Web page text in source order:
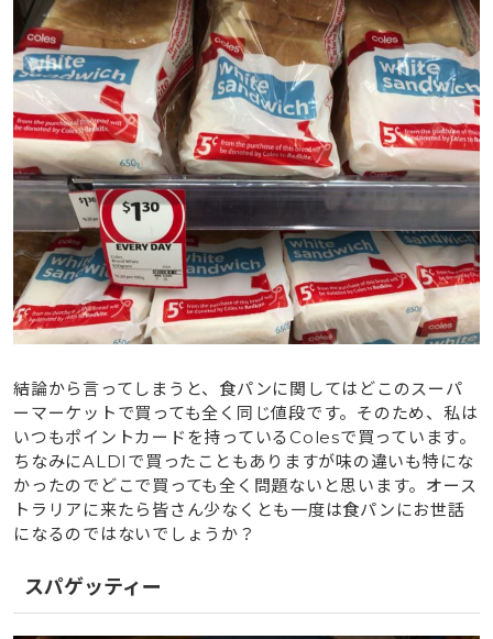
結論から言ってしまうと、食パンに関してはどこのスーパ
ーマーケットで買っても全く同じ値段です。そのため、私は
いつもポイントカードを持っているColesで買っています。
ちなみにALDIで買ったこともありますが味の違いも特にな
かったのでどこで買っても全く問題ないと思います。オース
トラリアに来たら皆さん少なくとも一度は食パンにお世話
になるのではないでしょうか？
スパゲッティー